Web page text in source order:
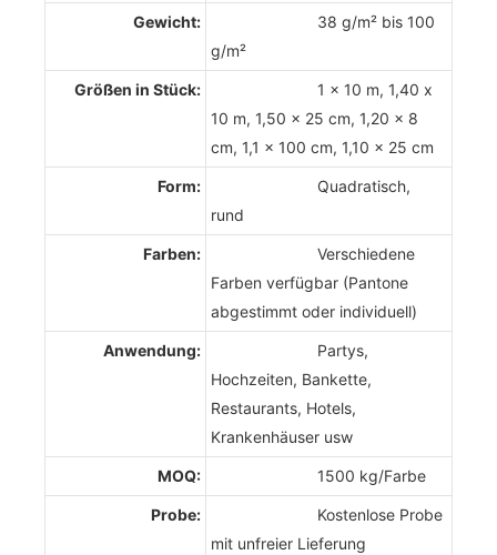
Gewicht:
38 g/m² bis 100
g/m²
Größen in Stück:
1 x 10 m, 1,40 x
10 m, 1,50 x 25 cm, 1,20 x 8
cm, 1,1 x 100 cm, 1,10 x 25 cm
Form:
Quadratisch,
rund
Farben:
Verschiedene
Farben verfügbar (Pantone
abgestimmt oder individuell)
Anwendung:
Partys,
Hochzeiten, Bankette,
Restaurants, Hotels,
Krankenhäuser usw
MOQ: 1500 kg/Farbe
Probe:
Kostenlose Probe
mit unfreier Lieferung